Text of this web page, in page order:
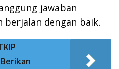
jawaban
berjalan dengan baik.